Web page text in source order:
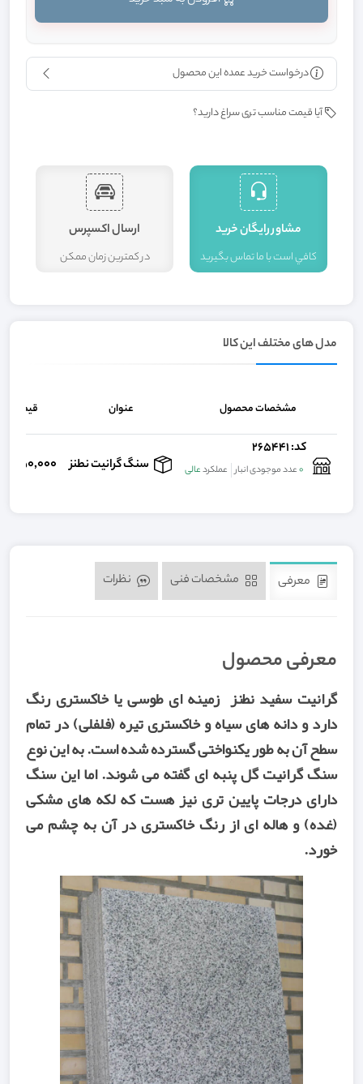
درخواست خرید عمده این محصول
آیا قیمت مناسب تری سراغ دارید؟
مشاور رايگان خريد
کافي است با ما تماس بگيريد
ارسال اکسپرس
در کمترين زمان ممکن
مدل های مختلف این کالا
مشخصات محصول عنوان قیمت
کد: 265441
0عدد موجودی انبار عملکردعالی سنگ گرانیت نطنز 650,000
معرفی
معرفی محصول
گرانیت سفید نطنز زمینه ای طوسی یا خاکستری رنگ
دارد و دانه های سیاه و خاکستری تیره (فلفلی) در تمام
سطح آن به طور یکنواختی گسترده شده است. به این نوع
سنگ گرانیت گل پنبه ای گفته می شوند. اما این سنگ
دارای درجات پایین تری نیز هست که لکه های مشکی
(غده) و هاله ای از رنگ خاکستری در آن به چشم می
خورد.